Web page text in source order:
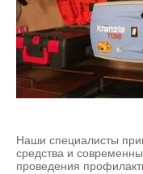
Наши специалисты
средства и
проведения